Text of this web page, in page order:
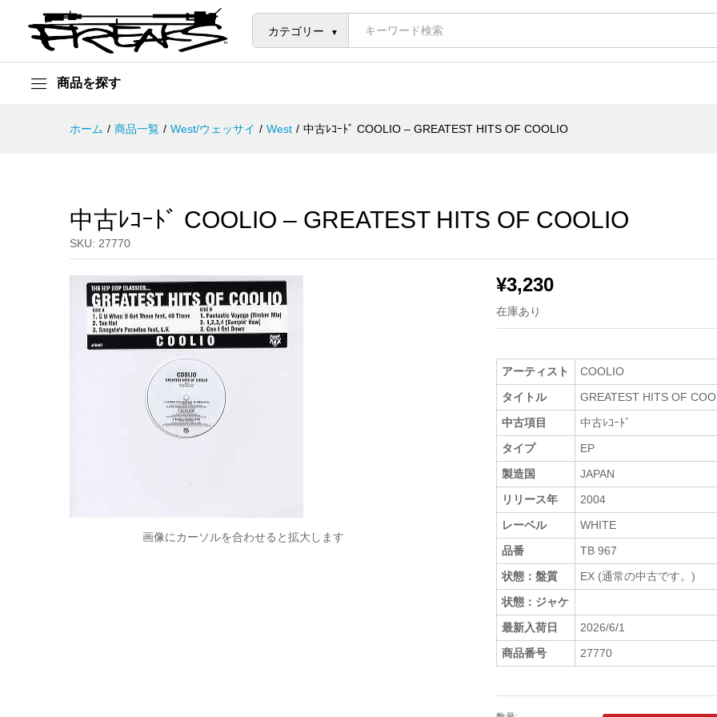
カテゴリー
商品を探す
ホーム / 商品一覧 / West/ウェッサイ / West / 中古ﾚｺｰﾄﾞ COOLIO – GREATEST HITS OF COOLIO
中古ﾚｺｰﾄﾞ COOLIO – GREATEST HITS OF COOLIO
SKU: 27770
画像にカーソルを合わせると拡大します
¥3,230
在庫あり
アーティスト
COOLIO
タイトル
GREATEST HITS OF
中古項目
中古ﾚｺｰﾄﾞ
タイプ
EP
製造国
JAPAN
リリース年
2004
レーベル
WHITE
品番
TB 967
状態：盤質
EX (通常の中古です。)
状態：ジャケ
最新入荷日
2026/6/1
商品番号
27770
中古ﾚｺｰﾄﾞ COOLIO - GREATEST HITS OF COOLIO
説明